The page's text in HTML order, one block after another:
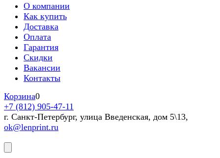
О компании
Как купить
Доставка
Оплата
Гарантия
Скидки
Вакансии
Контакты
Корзина0
+7 (812) 905-47-11
г. Санкт-Петербург, улица Введенская, дом 5\13,
ok@lenprint.ru